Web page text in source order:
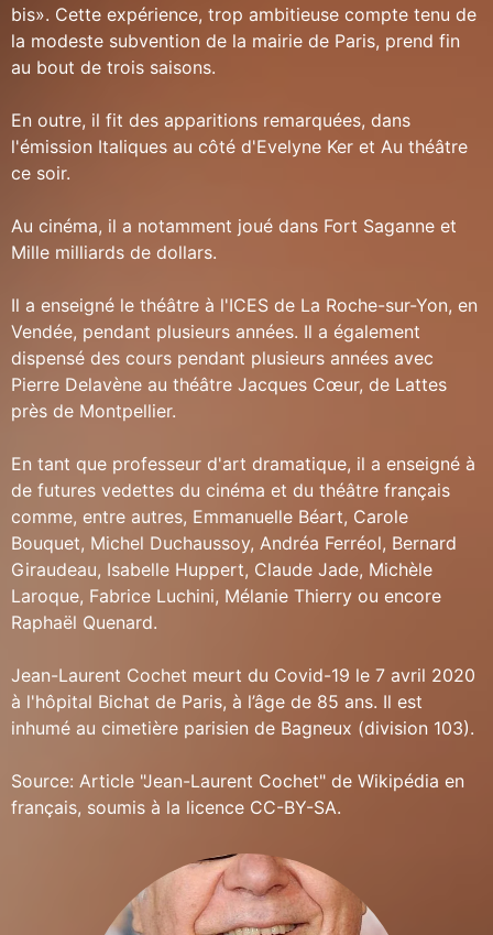
bis». Cette expérience, trop ambitieuse compte tenu de
la modeste subvention de la mairie de Paris, prend fin
au bout de trois saisons.
En outre, il fit des apparitions remarquées, dans
l'émission Italiques au côté d'Evelyne Ker et Au théâtre
ce soir.
Au cinéma, il a notamment joué dans Fort Saganne et
Mille milliards de dollars.
Il a enseigné le théâtre à l'ICES de La Roche-sur-Yon, en
Vendée, pendant plusieurs années. Il a également
dispensé des cours pendant plusieurs années avec
Pierre Delavène au théâtre Jacques Cœur, de Lattes
près de Montpellier.
En tant que professeur d'art dramatique, il a enseigné à
de futures vedettes du cinéma et du théâtre français
comme, entre autres, Emmanuelle Béart, Carole
Bouquet, Michel Duchaussoy, Andréa Ferréol, Bernard
Giraudeau, Isabelle Huppert, Claude Jade, Michèle
Laroque, Fabrice Luchini, Mélanie Thierry ou encore
Raphaël Quenard.
Jean-Laurent Cochet meurt du Covid-19 le 7 avril 2020
à l'hôpital Bichat de Paris, à l’âge de 85 ans. Il est
inhumé au cimetière parisien de Bagneux (division 103).
Source: Article "Jean-Laurent Cochet" de Wikipédia en
français, soumis à la licence CC-BY-SA.